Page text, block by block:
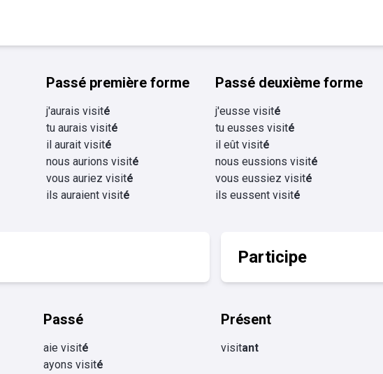
Passé première forme
j'aurais visité
tu aurais visité
il aurait visité
nous aurions visité
vous auriez visité
ils auraient visité
Passé deuxième forme
j'eusse visité
tu eusses visité
il eût visité
nous eussions visité
vous eussiez visité
ils eussent visité
Passé
aie visité
ayons visité
Participe
Présent
visitant